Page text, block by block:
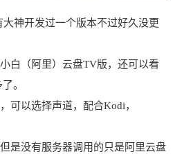
神开发过一个版本不过好久没更
白（阿里）云盘TV版，还可以看
。
可以选择声道，配合Kodi，
是没有服务器调用的只是阿里云盘